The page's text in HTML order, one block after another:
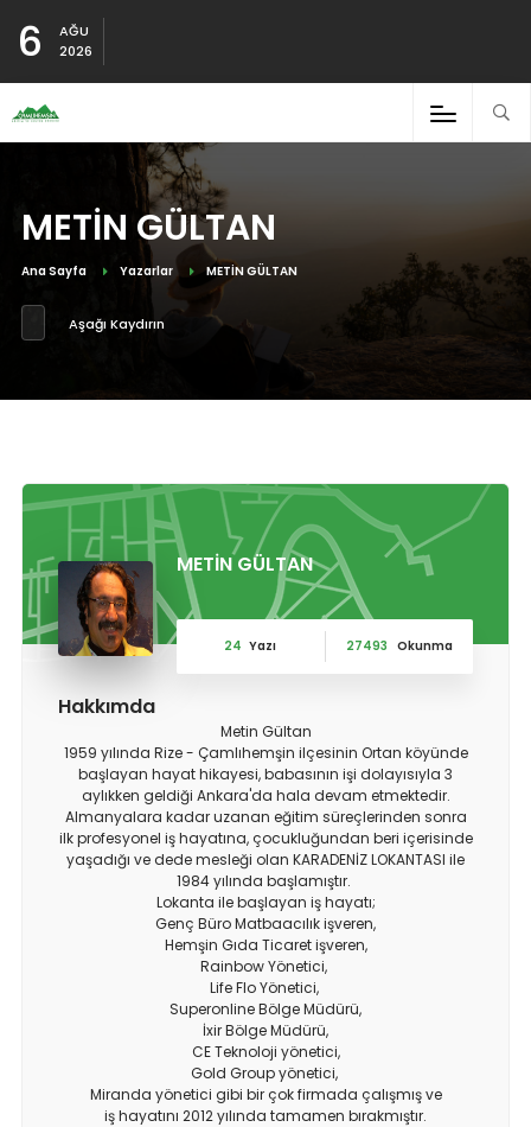
6
AĞU
2026
METİN GÜLTAN
Ana Sayfa Yazarlar METİN GÜLTAN
Aşağı Kaydırın
METİN GÜLTAN
24 Yazı 27493 Okunma
Hakkımda
Metin Gültan
1959 yılında Rize - Çamlıhemşin ilçesinin Ortan köyünde
başlayan hayat hikayesi, babasının işi dolayısıyla 3
aylıkken geldiği Ankara'da hala devam etmektedir.
Almanyalara kadar uzanan eğitim süreçlerinden sonra
ilk profesyonel iş hayatına, çocukluğundan beri içerisinde
yaşadığı ve dede mesleği olan KARADENİZ LOKANTASI ile
1984 yılında başlamıştır.
Lokanta ile başlayan iş hayatı;
Genç Büro Matbaacılık işveren,
Hemşin Gıda Ticaret işveren,
Rainbow Yönetici,
Life Flo Yönetici,
Superonline Bölge Müdürü,
İxir Bölge Müdürü,
CE Teknoloji yönetici,
Gold Group yönetici,
Miranda yönetici gibi bir çok firmada çalışmış ve
iş hayatını 2012 yılında tamamen bırakmıştır.